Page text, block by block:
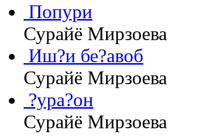
Попури
Сурайё Мирзоева
Иш?и бе?авоб
Сурайё Мирзоева
?ура?он
Сурайё Мирзоева